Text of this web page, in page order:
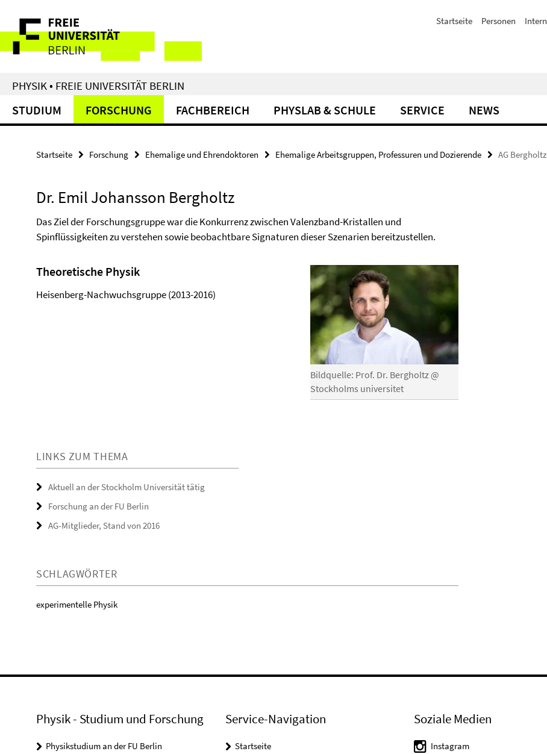
direkt
Inhalt
Service-
Navigation
Startseite Personen Intern
PHYSIK • FREIE UNIVERSITÄT BERLIN
STUDIUM FORSCHUNG FACHBEREICH PHYSLAB & SCHULE SERVICE NEWS
Startseite Forschung Ehemalige und Ehrendoktoren Ehemalige Arbeitsgruppen, Professuren und Dozierende AG Bergholtz
Dr. Emil Johansson Bergholtz
Das Ziel der Forschungsgruppe war die Konkurrenz zwischen Valenzband-Kristallen und
Spinflüssigkeiten zu verstehen sowie beobachtbare Signaturen dieser Szenarien bereitzustellen.
Bildquelle: Prof. Dr. Bergholtz @
Stockholms universitet
Theoretische Physik
Heisenberg-Nachwuchsgruppe (2013-2016)
LINKS ZUM THEMA
Aktuell an der Stockholm Universität tätig
Forschung an der FU Berlin
AG-Mitglieder, Stand von 2016
SCHLAGWÖRTER
experimentelle Physik
Physik - Studium und Forschung
Physikstudium an der FU Berlin
Service-Navigation
Startseite
Soziale Medien
Instagram